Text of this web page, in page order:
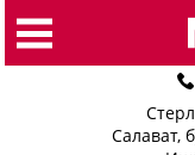
Салават,